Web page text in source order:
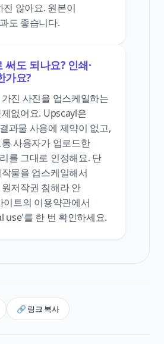
진 않아요. 원본이
도 좋습니다.
써도 되나요? 인쇄·
가요?
진 사진을 업스케일하는
없어요. Upscayl은
과물 사용에 제약이 없고,
사용자가 업로드한
를 그대로 인정해요. 단
작물을 업스케일해서
저작권 침해라 안
이트의 이용약관에서
use'를 한 번 확인하세요.
🔗 링크 복사